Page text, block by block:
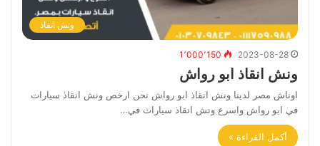
ونش انقاذ
2023-08-28 1٬000٬150
ونش انقاذ ابو رواش
اوناش مصر لدينا ونش انقاذ ابو رواش نحن ارخص ونش انقاذ سيارات
في ابو رواش واسرع ونش انقاذ سيارات في…
أكمل القراءة »